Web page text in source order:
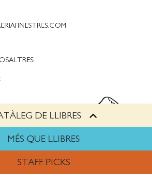
DE LLIBRES
MÉS QUE LLIBRES
STAFF PICKS